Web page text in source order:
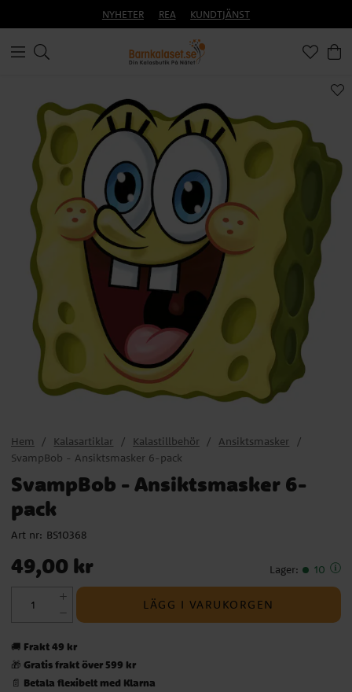
NYHETER REA KUNDTJÄNST
Hem Kalasartiklar Kalastillbehör
Ansiktsmasker
SvampBob - Ansiktsmasker 6-pack
SvampBob - Ansiktsmasker 6-
pack
Art nr: BS10368
Pris: 49,00 kr
49,00 kr Lager: 10
LÄGG I VARUKORGEN
🚚 Frakt 49 kr
🎁 Gratis frakt över 599 kr
📄 Betala flexibelt med Klarna